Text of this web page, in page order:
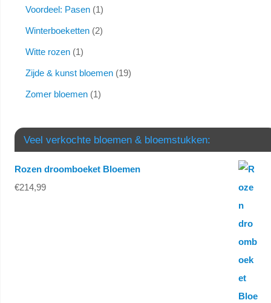
Voordeel: Pasen 1
Winterboeketten 2
Witte rozen 1
Zijde & kunst bloemen 19
Zomer bloemen 1
Veel verkochte bloemen & bloemstukken:
Rozen droomboeket Bloemen
€214,99